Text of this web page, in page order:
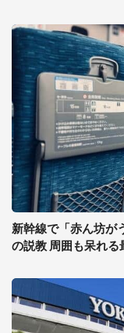
新幹線で「赤ん坊が
の説教 周囲も呆れる